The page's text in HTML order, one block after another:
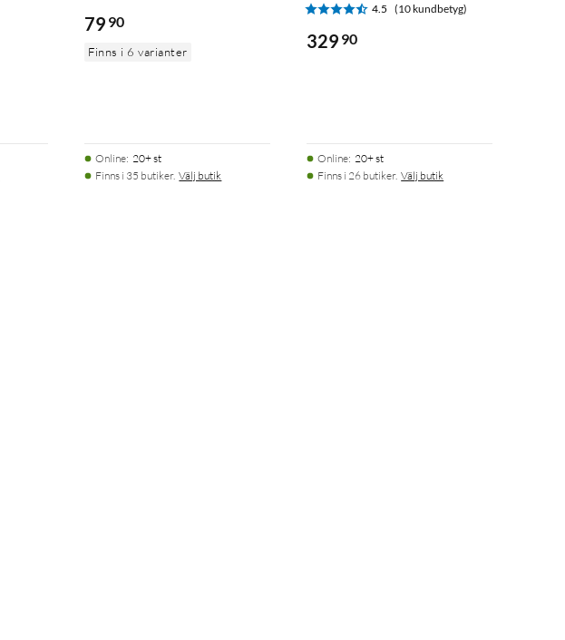
79 90
Finns i 6 varianter
Online: 20+ st
Finns i 35 butiker. Välj butik
4.5 (10 kundbetyg)
329 90
Online: 20+ st
Finns i 26 butiker. Välj butik